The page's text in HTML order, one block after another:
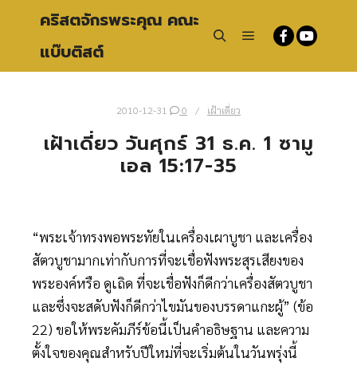
คริสตจักรพระคุณ คณะ
แบ๊บติสต์
2010-12-31 0 เฝ้าเดี่ยว
เฝ้าเดี่ยว วันศุกร์ 31 ธ.ค. 1 ซามู
เอล 15:17-35
“พระเจ้าทรงพอพระทัยในเครื่องเผาบูชา และเครื่อง
สัตวบูชามากเท่ากับการที่จะเชื่อฟังพระสุรเสียงของ
พระองค์หรือ ดูเถิด ที่จะเชื่อฟังก็ดีกว่าเครื่องสัตวบูชา
และซึ่งจะสดับฟังก็ดีกว่าไขมันของบรรดาแกะผู้” (ข้อ
22) ขอให้พระคัมภีร์ข้อนี้เป็นคำอธิษฐาน และความ
ตั้งใจของคุณสำหรับปีใหม่ที่จะเริ่มต้นในวันพรุ่งนี้